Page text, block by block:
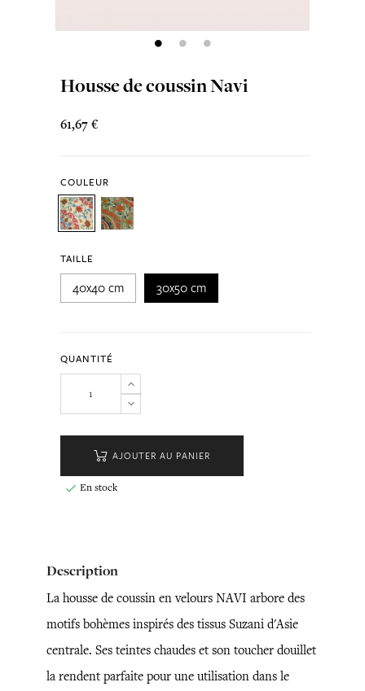
Housse de coussin Navi
61,67 €
COULEUR
TAILLE
40x40 cm 30x50 cm
QUANTITÉ
AJOUTER AU PANIER
 En stock
Description
La housse de coussin en velours NAVI arbore des
motifs bohèmes inspirés des tissus Suzani d'Asie
centrale. Ses teintes chaudes et son toucher douillet
la rendent parfaite pour une utilisation dans le